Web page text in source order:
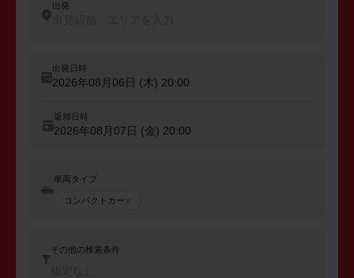
出発
出発日時
2026年08月06日 (木) 20:00
返却日時
2026年08月07日 (金) 20:00
車両タイプ
コンパクトカー
その他の検索条件